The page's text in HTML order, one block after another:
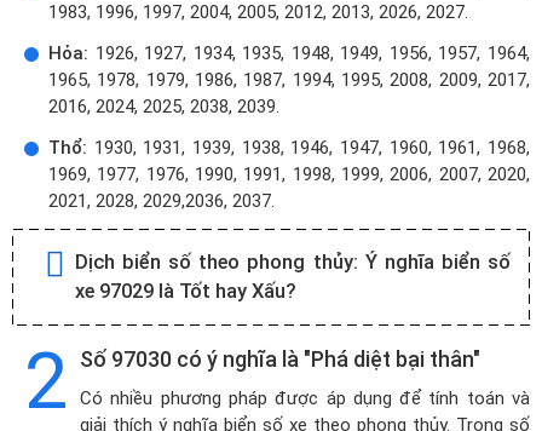
1983, 1996, 1997, 2004, 2005, 2012, 2013, 2026, 2027.
Hỏa: 1926, 1927, 1934, 1935, 1948, 1949, 1956, 1957, 1964,
1965, 1978, 1979, 1986, 1987, 1994, 1995, 2008, 2009, 2017,
2016, 2024, 2025, 2038, 2039.
Thổ: 1930, 1931, 1939, 1938, 1946, 1947, 1960, 1961, 1968,
1969, 1977, 1976, 1990, 1991, 1998, 1999, 2006, 2007, 2020,
2021, 2028, 2029,2036, 2037.
Dịch biển số theo phong thủy: Ý nghĩa biển số
xe 97029 là Tốt hay Xấu?
2 Số 97030 có ý nghĩa là "Phá diệt bại thân"
Có nhiều phương pháp được áp dụng để tính toán và
giải thích ý nghĩa biển số xe theo phong thủy. Trong số